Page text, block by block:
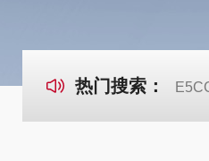
热门搜索：